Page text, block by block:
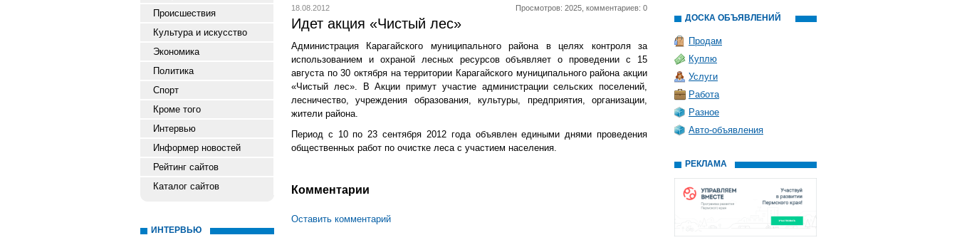
Происшествия
Культура и искусство
Экономика
Политика
Спорт
Кроме того
Интервью
Информер новостей
Рейтинг сайтов
Каталог сайтов
ИНТЕРВЬЮ
18.08.2012 Просмотров: 2025, комментариев: 0
Идет акция «Чистый лес»
Администрация Карагайского муниципального района в целях контроля за
использованием и охраной лесных ресурсов объявляет о проведении с 15
августа по 30 октября на территории Карагайского муниципального района акции
«Чистый лес». В Акции примут участие администрации сельских поселений,
лесничество, учреждения образования, культуры, предприятия, организации,
жители района.
Период с 10 по 23 сентября 2012 года объявлен едиными днями проведения
общественных работ по очистке леса с участием населения.
Комментарии
Оставить комментарий
ДОСКА ОБЪЯВЛЕНИЙ
Продам
Куплю
Услуги
Работа
Разное
Авто-объявления
РЕКЛАМА